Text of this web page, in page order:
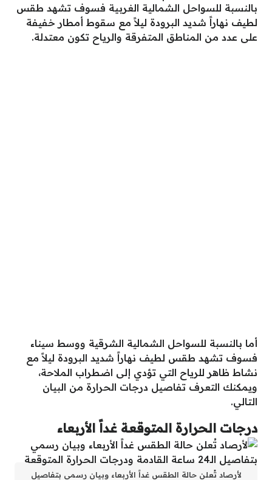
بالنسبة للسواحل الشمالية الغربية فسوف تشهد طقس
لطيف نهاراً شديد البرودة ليلاً مع سقوط أمطار خفيفة
على عدد من المناطق المتفرقة والرياح تكون معتدلة.
أما بالنسبة للسواحل الشمالية الشرقية ووسط سيناء
فسوف تشهد طقس لطيف نهاراً شديد البرودة ليلاً مع
نشاط ظاهر للرياح التي تؤدي إلى اضطراب الملاحة،
ويمكنك التعرف تفاصيل درجات الحرارة من البيان
التالي.
درجات الحرارة المتوقعة غداً الأربعاء
لأرصاد تُعلن حالة الطقس غداً الأربعاء وبيان رسمي بتفاصيل